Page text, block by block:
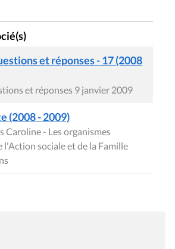
et réponses - 17 (2008
et réponses 9 janvier 2009
(2008 - 2009)
Caroline - Les organismes
l'Action sociale et de la Famille